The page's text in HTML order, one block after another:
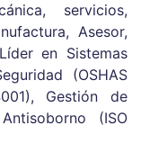
servicios,
Asesor,
en Sistemas
(OSHAS
Gestión de
(ISO